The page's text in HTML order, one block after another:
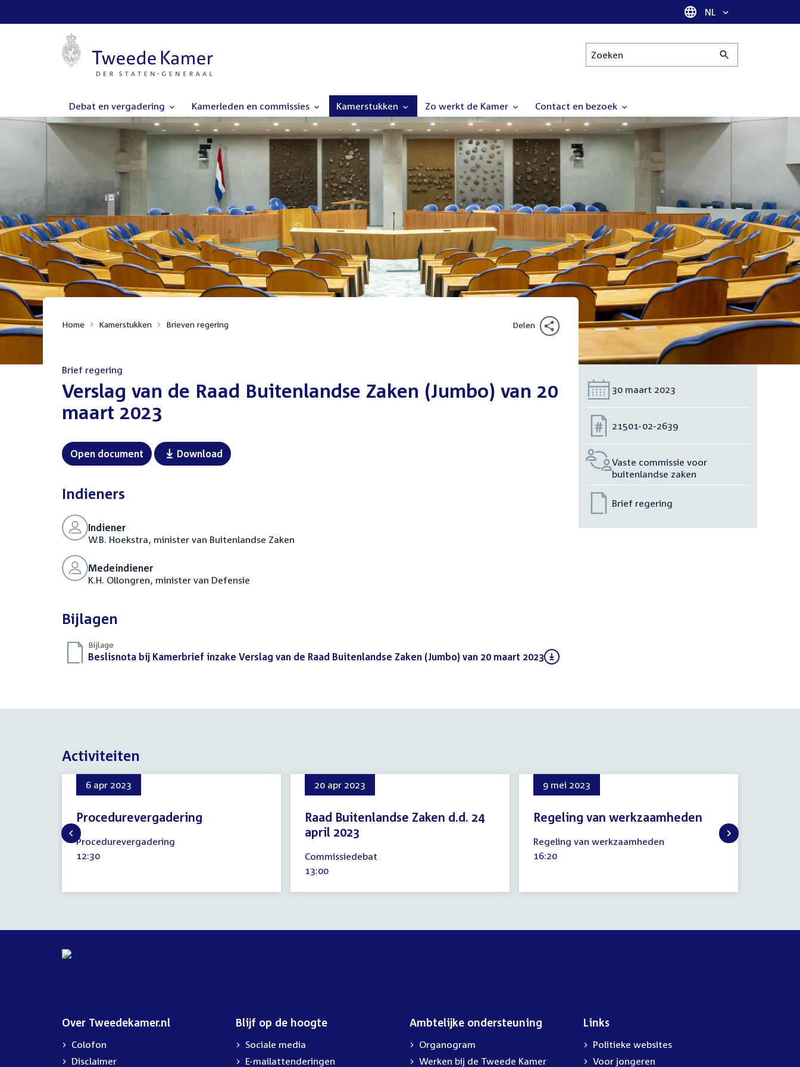
Taal selectie
NL
Zoeken
Debat en vergadering Kamerleden en commissies Kamerstukken Zo werkt de Kamer Contact en bezoek
Home Kamerstukken Brieven regering Delen
Brief regering
:Verslag van de Raad Buitenlandse Zaken (Jumbo) van 20
maart 2023
Open document Download
Indieners
Indiener
W.B. Hoekstra, minister van Buitenlandse Zaken
Medeindiener
K.H. Ollongren, minister van Defensie
Bijlagen
Bijlage
Download
Beslisnota bij Kamerbrief inzake Verslag van de Raad Buitenlandse Zaken (Jumbo) van 20 maart 2023(PDF)
Datum:
30 maart 2023
Nummer:
21501-02-2639
Vaste commissie voor
buitenlandse zaken
Brief regering
Activiteiten
6 apr 2023
Procedurevergadering
6
april
2023
Procedurevergadering
Tijd
12:30
20 apr 2023
Raad Buitenlandse Zaken d.d. 24
april 2023
april
2023
Commissiedebat
Tijd
13:00
9 mei 2023
Regeling van werkzaamheden
mei
2023
Regeling van werkzaamheden
Tijd
16:20
Over Tweedekamer.nl
Colofon
Disclaimer
Blijf op de hoogte
Sociale media
E-mailattenderingen
Ambtelijke ondersteuning
Organogram
Werken bij de Tweede Kamer
Links
Politieke websites
Voor jongeren